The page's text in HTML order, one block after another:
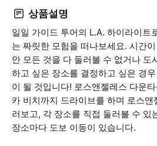
상품설명
일일 가이드 투어의 L.A. 하이라이트
는 짜릿한 모험을 떠나보세요. 시간
안 모든 것을 다 둘러볼 수 없거나 도
하고 싶은 장소를 결정하고 싶은 경
이 될 것입니다! 로스앤젤레스 다운
카 비치까지 드라이브를 하며 로스
러보고, 각 장소를 직접 둘러볼 수 있
장소마다 도보 이동이 있습니다.